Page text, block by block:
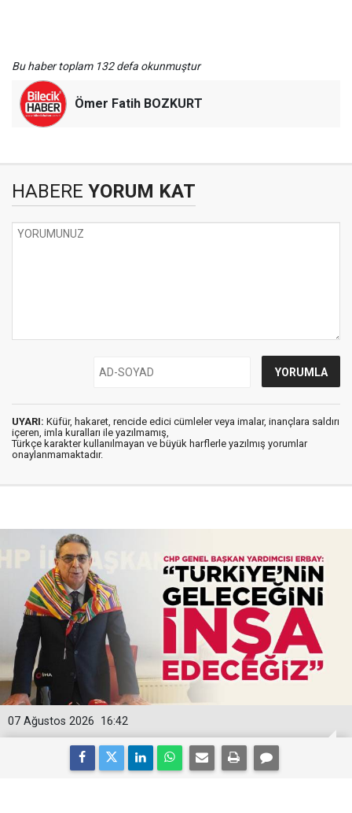
Bu haber toplam 132 defa okunmuştur
Ömer Fatih BOZKURT
HABERE YORUM KAT
UYARI: Küfür, hakaret, rencide edici cümleler veya imalar, inançlara saldırı
içeren, imla kuralları ile yazılmamış,
Türkçe karakter kullanılmayan ve büyük harflerle yazılmış yorumlar
onaylanmamaktadır.
16:42
07 Ağustos 2026